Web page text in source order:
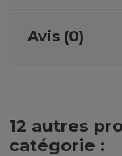
Avis (0)
12 autres
catégorie :